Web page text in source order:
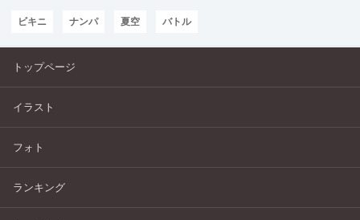
ビキニ ナンパ 夏空 バトル
トップページ
イラスト
フォト
ランキング